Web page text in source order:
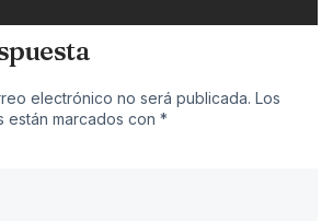
electrónico no será publicada. Los
están marcados con *